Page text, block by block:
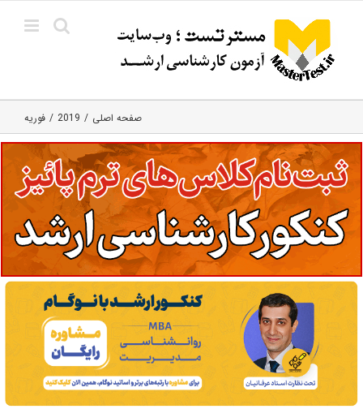
content
صفحه اصلی 2019 فوریه